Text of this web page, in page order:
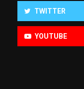
TWITTER
YOUTUBE